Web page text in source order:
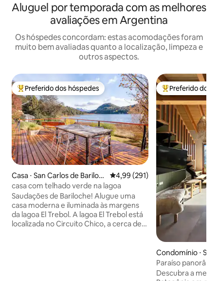
Aluguel por temporada com as melhores
avaliações em Argentina
Os hóspedes concordam: estas acomodações foram
muito bem avaliadas quanto a localização, limpeza e
outros aspectos.
Entre os melhores preferidos dos hóspedes
Preferido dos hóspedes
Casa ⋅ San Carlos de Bariloc
he
4,99 de uma avaliação média de
4,99 (291)
casa com telhado verde na lagoa
Saudações de Bariloche! Alugue uma
casa moderna e iluminada às margens
da lagoa El Trebol. A lagoa El Trebol está
localizada no Circuito Chico, a cerca de
Entre os
Preferido dos
Condomínio ⋅ San
iloche
Paraíso
para casais
Descubra a